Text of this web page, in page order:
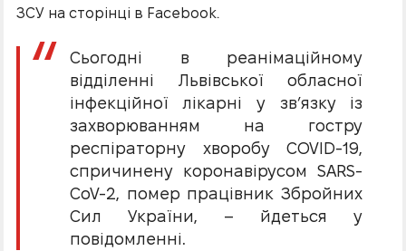
ЗСУ на сторінці в Facebook.
Сьогодні в реанімаційному
відділенні Львівської обласної
інфекційної лікарні у зв’язку із
захворюванням на гостру
респіраторну хворобу COVID-19,
спричинену коронавірусом SARS-
CoV-2, помер працівник Збройних
Сил України, – йдеться у
повідомленні.